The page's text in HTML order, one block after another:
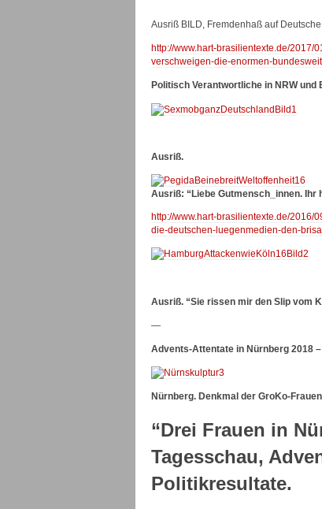
Ausriß BILD, Fremdenhaß auf
http://www.hart-brasilientexte.de/
verschweigen-die-enormen-
Politisch Verantwortliche in NRW
Ausriß.
Ausriß: “Liebe Gutmensch_innen. Ihr
http://www.hart-brasilientexte.de/
die-deutschen-luegenmedien-den-
Ausriß. “Sie rissen mir den Slip vom
—
Advents-Attentate in Nürnberg 2018
Nürnberg. Denkmal der GroKo-
“Drei Frauen in
Tagesschau,
Politikresultate.